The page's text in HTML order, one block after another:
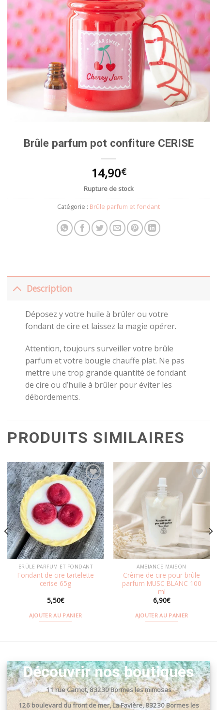
Brûle parfum pot confiture CERISE
14,90€
Rupture de stock
Catégorie : Brûle parfum et fondant
Description
Déposez y votre huile à brûler ou votre
fondant de cire et laissez la magie opérer.
Attention, toujours surveiller votre brûle
parfum et votre bougie chauffe plat. Ne pas
mettre une trop grande quantité de fondant
de cire ou d’huile à brûler pour éviter les
débordements.
PRODUITS SIMILAIRES
Ajouter
à la
wishlist
BRÛLE PARFUM ET FONDANT
Fondant de cire tartelette
cerise 65g
5,50€
AJOUTER AU PANIER
Ajouter
à la
wishlist
AMBIANCE MAISON
Crème de cire pour brûle
parfum MUSC BLANC 100
ml
6,90€
AJOUTER AU PANIER
Découvrir nos boutiques
11 rue Carnot, 83230 Bormes les mimosas
126 boulevard du front de mer, La Favière, 83230 Bormes les